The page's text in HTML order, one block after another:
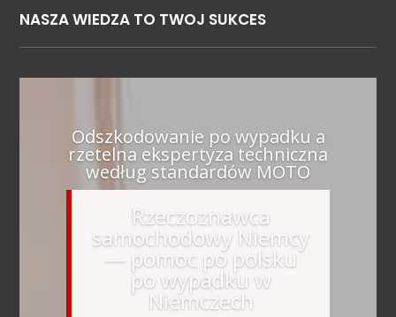
NASZA WIEDZA TO TWOJ SUKCES
Odszkodowanie po wypadku a
rzetelna ekspertyza techniczna
według standardów MOTO
Rzeczoznawca
samochodowy Niemcy
— pomoc po polsku
po wypadku w
Niemczech